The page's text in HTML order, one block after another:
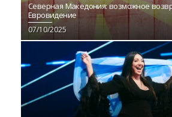
Северная Македония: возможное
Евровидение
07/10/2025